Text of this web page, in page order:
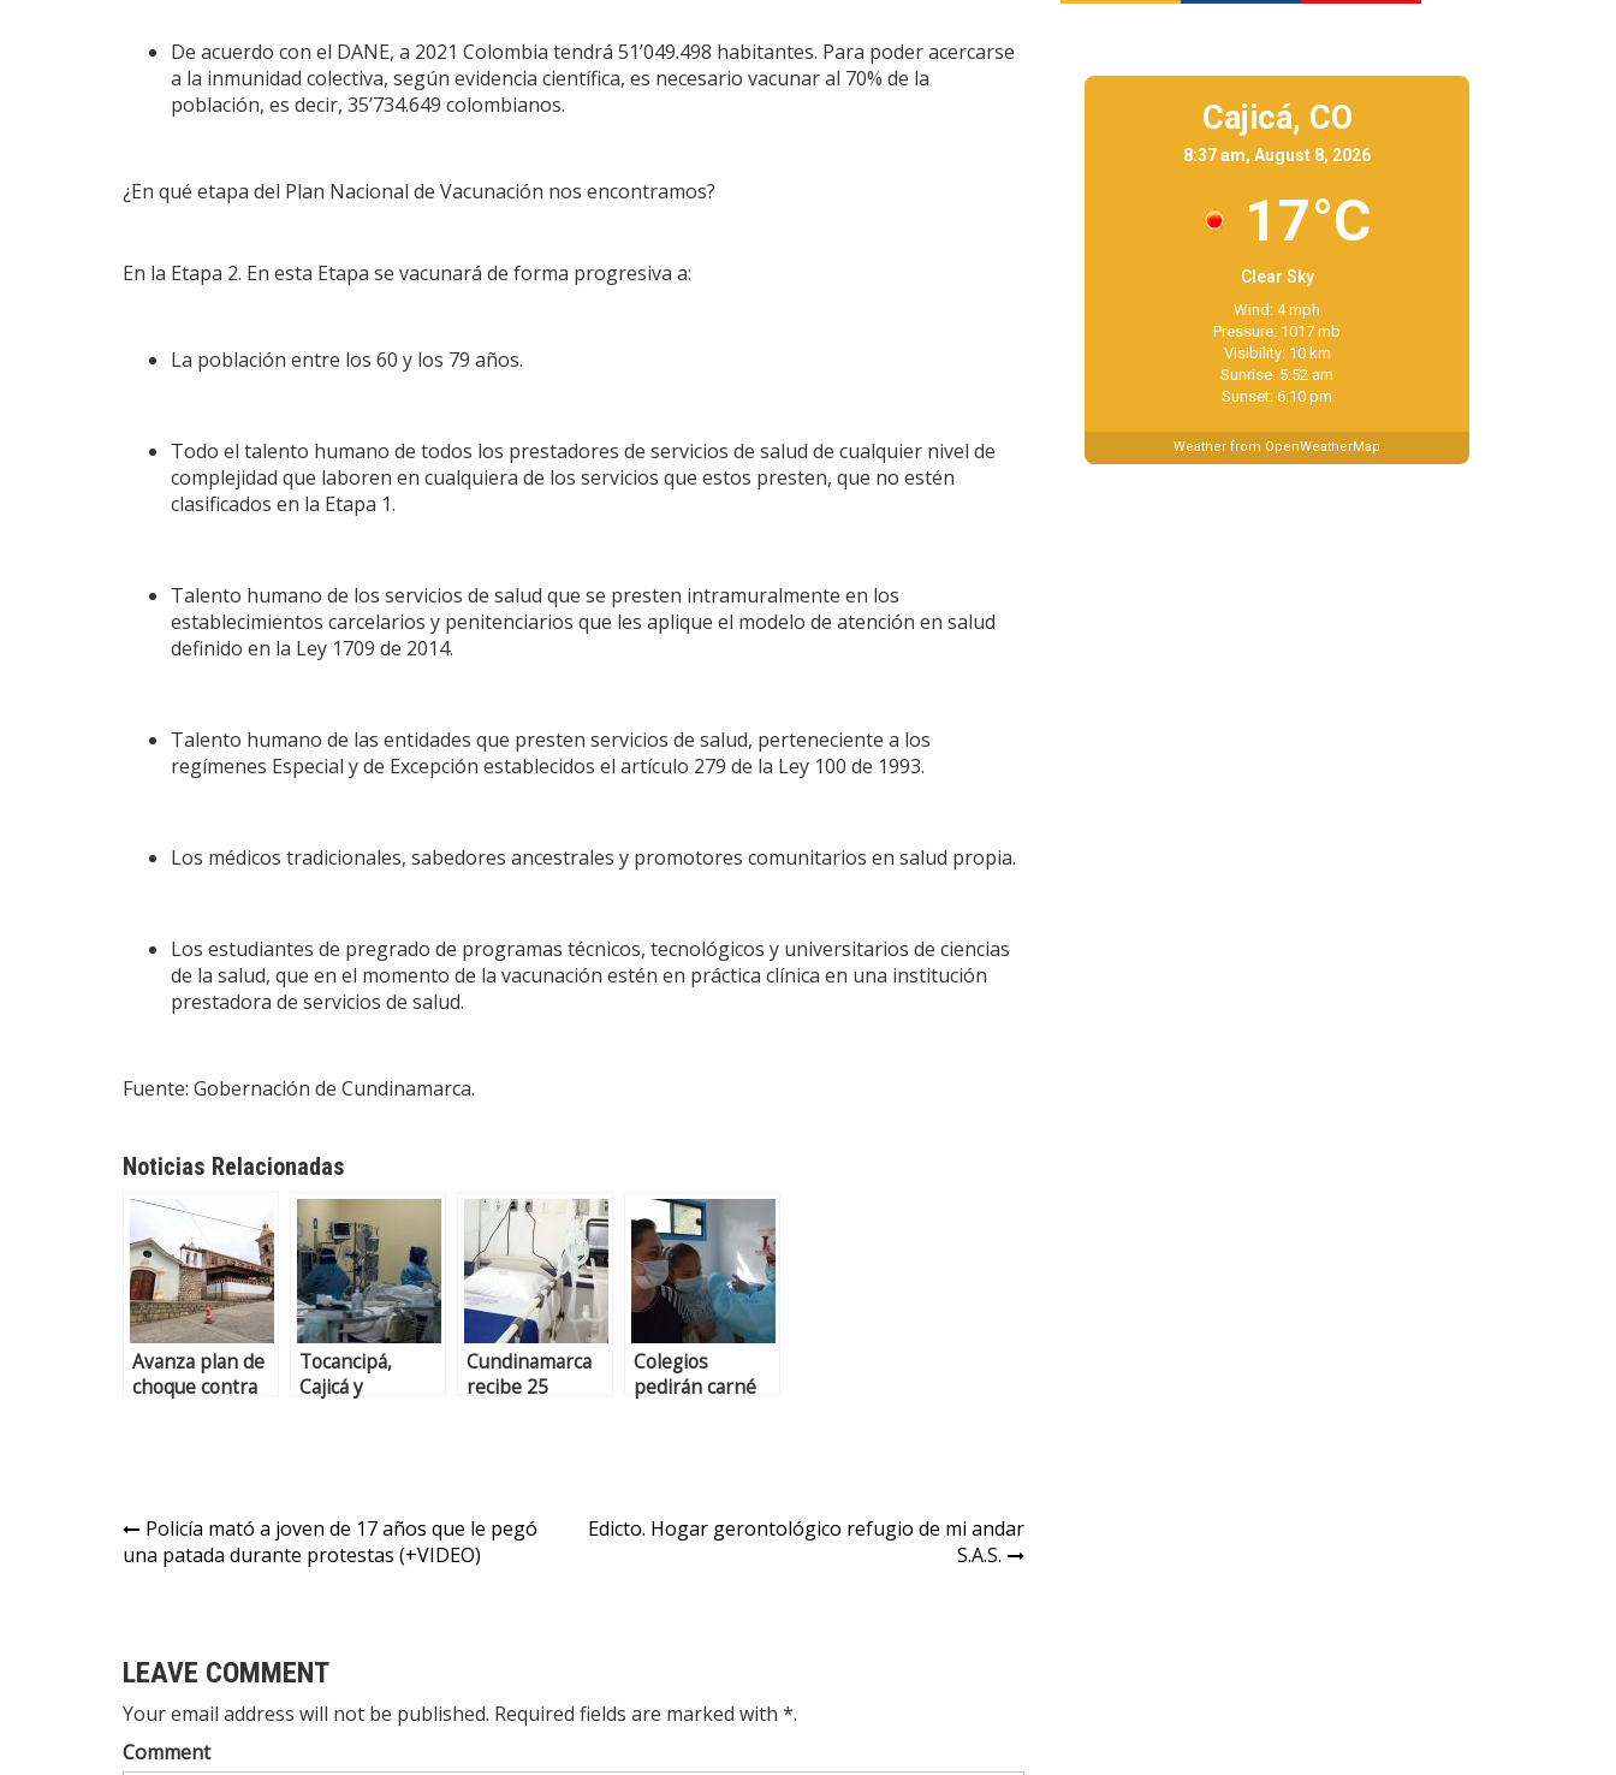
De acuerdo con el DANE, a 2021 Colombia tendrá 51’049.498 habitantes. Para poder acercarse
a la inmunidad colectiva, según evidencia científica, es necesario vacunar al 70% de la
población, es decir, 35’734.649 colombianos.
¿En qué etapa del Plan Nacional de Vacunación nos encontramos?
En la Etapa 2. En esta Etapa se vacunará de forma progresiva a:
La población entre los 60 y los 79 años.
Todo el talento humano de todos los prestadores de servicios de salud de cualquier nivel de
complejidad que laboren en cualquiera de los servicios que estos presten, que no estén
clasificados en la Etapa 1.
Talento humano de los servicios de salud que se presten intramuralmente en los
establecimientos carcelarios y penitenciarios que les aplique el modelo de atención en salud
definido en la Ley 1709 de 2014.
Talento humano de las entidades que presten servicios de salud, perteneciente a los
regímenes Especial y de Excepción establecidos el artículo 279 de la Ley 100 de 1993.
Los médicos tradicionales, sabedores ancestrales y promotores comunitarios en salud propia.
Los estudiantes de pregrado de programas técnicos, tecnológicos y universitarios de ciencias
de la salud, que en el momento de la vacunación estén en práctica clínica en una institución
prestadora de servicios de salud.
Fuente: Gobernación de Cundinamarca.
Noticias Relacionadas
Avanza plan de
choque contra
Tocancipá,
Cajicá y
Cundinamarca
recibe 25
Colegios
pedirán carné
rubéola
Policía mató a joven de 17 años que le pegó
una patada durante protestas (+VIDEO)
Edicto. Hogar gerontológico refugio de mi andar
S.A.S.
LEAVE COMMENT
Your email address will not be published. Required fields are marked with *.
Comment
Cajicá, CO
8:37 am, August 8, 2026
17°C
Clear Sky
Wind: 4 mph
Pressure: 1017 mb
Visibility: 10 km
Sunrise: 5:52 am
Sunset: 6:10 pm
Weather from OpenWeatherMap